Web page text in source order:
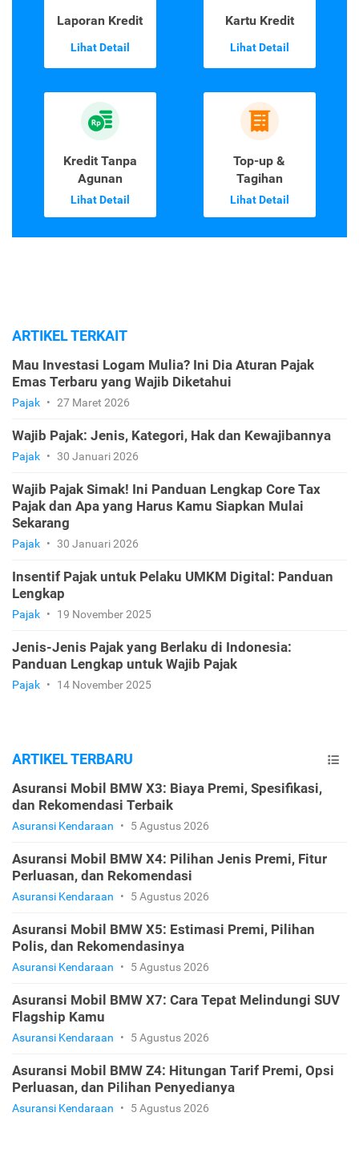
Laporan Kredit
Lihat Detail
Kartu Kredit
Lihat Detail
Kredit Tanpa
Agunan
Lihat Detail
Top-up &
Tagihan
Lihat Detail
ARTIKEL TERKAIT
Mau Investasi Logam Mulia? Ini Dia Aturan Pajak
Emas Terbaru yang Wajib Diketahui
Pajak • 27 Maret 2026
Wajib Pajak: Jenis, Kategori, Hak dan Kewajibannya
Pajak • 30 Januari 2026
Wajib Pajak Simak! Ini Panduan Lengkap Core Tax
Pajak dan Apa yang Harus Kamu Siapkan Mulai
Sekarang
Pajak • 30 Januari 2026
Insentif Pajak untuk Pelaku UMKM Digital: Panduan
Lengkap
Pajak • 19 November 2025
Jenis-Jenis Pajak yang Berlaku di Indonesia:
Panduan Lengkap untuk Wajib Pajak
Pajak • 14 November 2025
ARTIKEL TERBARU
Asuransi Mobil BMW X3: Biaya Premi, Spesifikasi,
dan Rekomendasi Terbaik
Asuransi Kendaraan • 5 Agustus 2026
Asuransi Mobil BMW X4: Pilihan Jenis Premi, Fitur
Perluasan, dan Rekomendasi
Asuransi Kendaraan • 5 Agustus 2026
Asuransi Mobil BMW X5: Estimasi Premi, Pilihan
Polis, dan Rekomendasinya
Asuransi Kendaraan • 5 Agustus 2026
Asuransi Mobil BMW X7: Cara Tepat Melindungi SUV
Flagship Kamu
Asuransi Kendaraan • 5 Agustus 2026
Asuransi Mobil BMW Z4: Hitungan Tarif Premi, Opsi
Perluasan, dan Pilihan Penyedianya
Asuransi Kendaraan • 5 Agustus 2026